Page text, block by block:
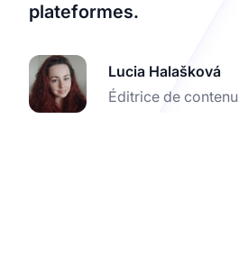
plateformes.
Lucia Halašková
Éditrice de contenu